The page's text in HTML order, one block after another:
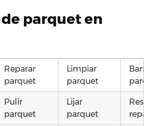
parquet en
Reparar
parquet
Limpiar
parquet
Pulir
parquet
Lijar
parquet